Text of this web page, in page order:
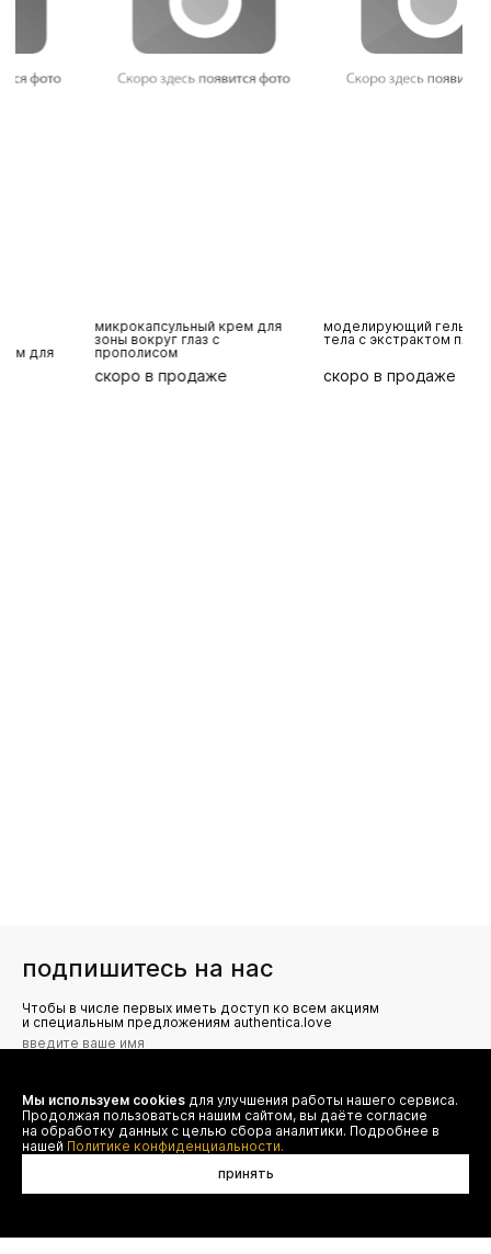
микрокапсульный крем для
зоны вокруг глаз с
прополисом
скоро в продаже
моделирующий гель для
тела с экстрактом плюща
скоро в продаже
подпишитесь на нас
Чтобы в числе первых иметь доступ ко всем акциям
и специальным предложениям authentica.love
Я даю согласие на сбор, обработку и хранение моих
персональных данных (имя, email, телефон) для получения
рекламных и информационных рассылок от ООО 'БТ
Юнайтед', а также ознакомлен(а) с
Политикой конфиденциальности
Мы используем cookies для улучшения работы нашего сервиса.
Продолжая пользоваться нашим сайтом, вы даёте согласие
на обработку данных с целью сбора аналитики. Подробнее в
нашей Политике конфиденциальности.
принять